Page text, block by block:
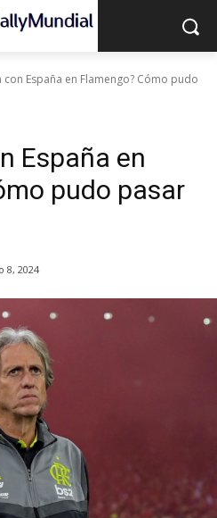
con España en Flamengo? Cómo pudo
España en
pudo pasar
8, 2024